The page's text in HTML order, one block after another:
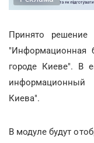
Принято решение
"Информационная
городе Киеве". В
информационный
Киева".
В модуле будут